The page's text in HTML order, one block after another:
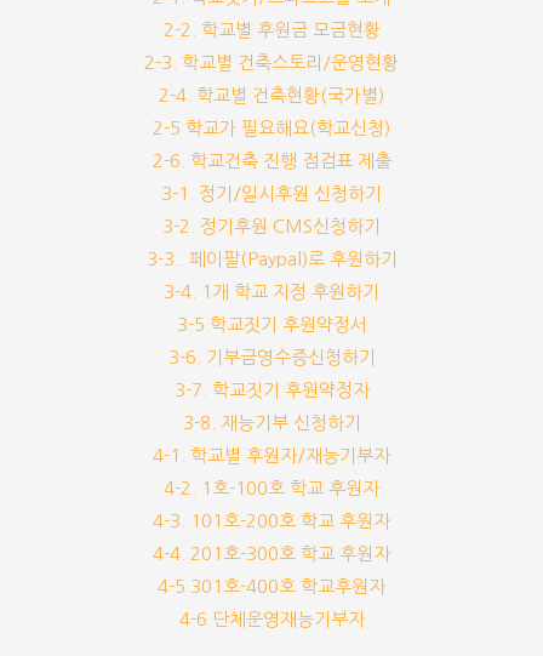
2-2. 학교별 후원금 모금현황
2-3. 학교별 건축스토리/운영현황
2-4. 학교별 건축현황(국가별)
2-5 학교가 필요해요(학교신청)
2-6. 학교건축 진행 점검표 제출
3-1. 정기/일시후원 신청하기
3-2. 정기후원 CMS신청하기
3-3.. 페이팔(Paypal)로 후원하기
3-4. 1개 학교 지정 후원하기
3-5.학교짓기 후원약정서
3-6. 기부금영수증신청하기
3-7. 학교짓기 후원약정자
3-8. 재능기부 신청하기
4-1. 학교별 후원자/재능기부자
4-2. 1호-100호 학교 후원자
4-3. 101호-200호 학교 후원자
4-4. 201호-300호 학교 후원자
4-5 301호-400호 학교후원자
4-6 단체운영재능기부자